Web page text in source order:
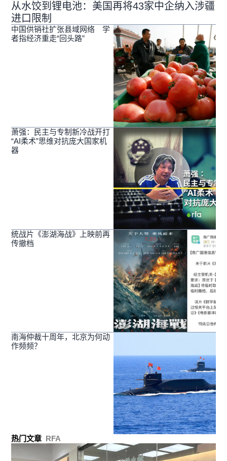
从水饺到锂电池：美国再将43家中企纳入涉疆
进口限制
中国供销社扩张县域网络 学
者指经济重走“回头路”
萧强：民主与专制新冷战开打
“AI柔术”思维对抗庞大国家机
器
统战片《澎湖海战》上映前再
传撤档
南海仲裁十周年，北京为何动
作频频？
热门文章 RFA